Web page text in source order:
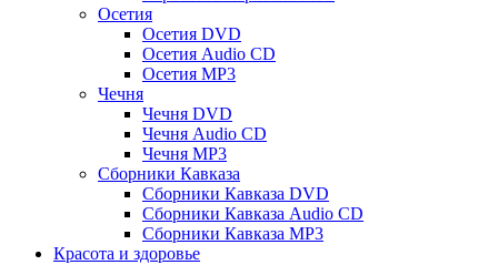
Осетия
Осетия DVD
Осетия Audio CD
Осетия MP3
Чечня
Чечня DVD
Чечня Audio CD
Чечня MP3
Сборники Кавказа
Сборники Кавказа DVD
Сборники Кавказа Audio CD
Сборники Кавказа MP3
Красота и здоровье